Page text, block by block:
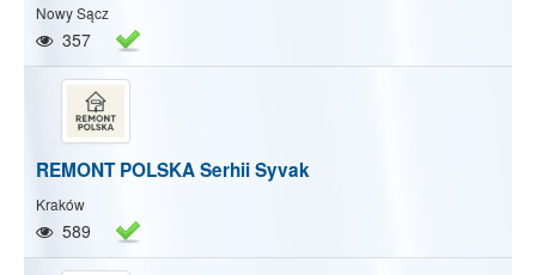
Nowy Sącz
357
REMONT POLSKA Serhii Syvak
Kraków
589